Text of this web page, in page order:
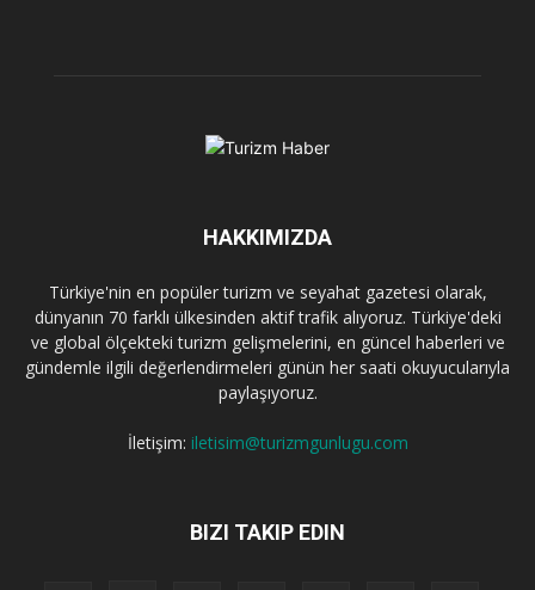
HAKKIMIZDA
Türkiye'nin en popüler turizm ve seyahat gazetesi olarak,
dünyanın 70 farklı ülkesinden aktif trafik alıyoruz. Türkiye'deki
ve global ölçekteki turizm gelişmelerini, en güncel haberleri ve
gündemle ilgili değerlendirmeleri günün her saati okuyucularıyla
paylaşıyoruz.
İletişim: iletisim@turizmgunlugu.com
BIZI TAKIP EDIN